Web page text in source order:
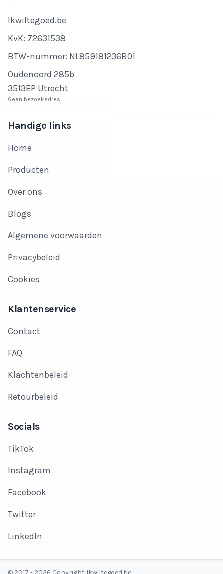
Bedrijfsnaam
Ikwiltegoed.be
KvK-nummer
KvK: 72631538
Btw-nummer
BTW-nummer: NL859181236B01
Adres
Oudenoord 285b
3513EP Utrecht
Geen bezoekadres
Handige links
Home
Producten
Over ons
Blogs
Algemene voorwaarden
Privacybeleid
Cookies
Klantenservice
Contact
FAQ
Klachtenbeleid
Retourbeleid
Socials
TikTok
Instagram
Facebook
Twitter
LinkedIn
© 2017 - 2026 Copyright Ikwiltegoed.be